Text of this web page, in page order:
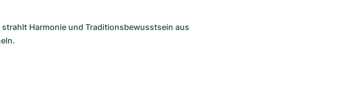
Harmonie und Traditionsbewusstsein aus